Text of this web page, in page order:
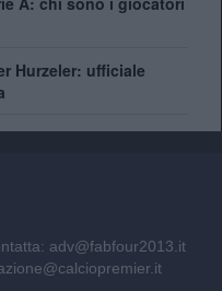
Hurzeler: ufficiale
adv@fabfour2013.it